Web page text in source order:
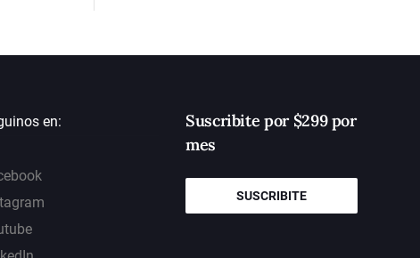
en:
Suscribite por $299 por
mes
SUSCRIBITE